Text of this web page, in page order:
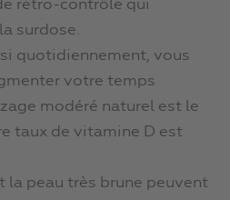
rétro-contrôle qui
surdose.
quotidiennement, vous
votre temps
modéré naturel est le
taux de vitamine D est
la peau très brune peuvent